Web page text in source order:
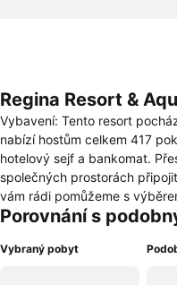
Regina Resort &
Vybavení: Tento resort
nabízí hostům celkem 417
hotelový sejf a bankomat.
společných prostorách
vám rádi pomůžeme s
vybaven celou řadou zařízení
plážový bar. Jsou zde i různé
Porovnání s
Vybraný pobyt